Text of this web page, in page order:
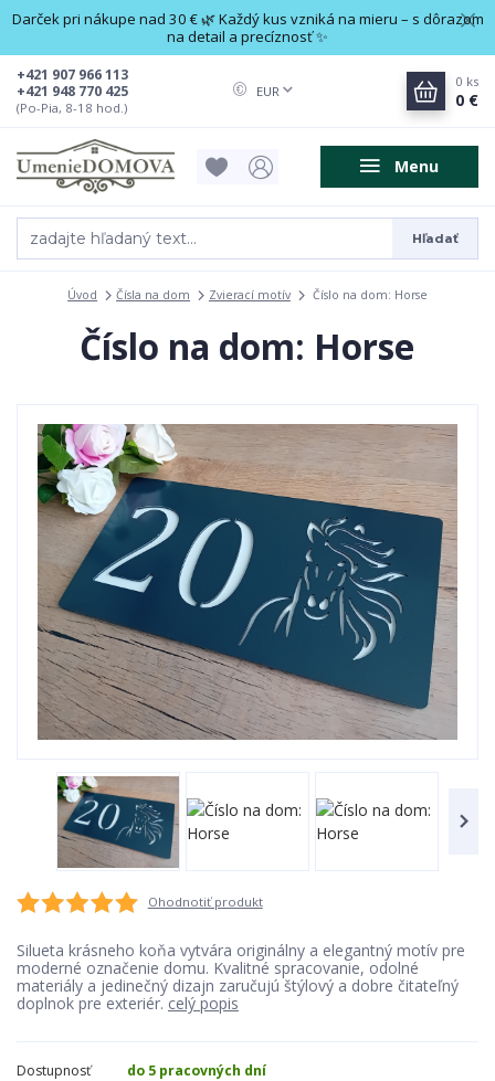
Darček pri nákupe nad 30 € 🌿 Každý kus vzniká na mieru – s dôrazom
na detail a precíznosť ✨
Menu
EUR
Hľadať
+421 948 770 425
+421 907 966 113
(Po-Pia, 8-18 hod.)
0 ks
0 €
Úvod Čísla na dom Zvierací motív Číslo na dom: Horse
Číslo na dom: Horse
Ohodnotiť produkt
Silueta krásneho koňa vytvára originálny a elegantný motív pre
moderné označenie domu. Kvalitné spracovanie, odolné
materiály a jedinečný dizajn zaručujú štýlový a dobre čitateľný
doplnok pre exteriér. celý popis
Dostupnosť
do 5 pracovných dní